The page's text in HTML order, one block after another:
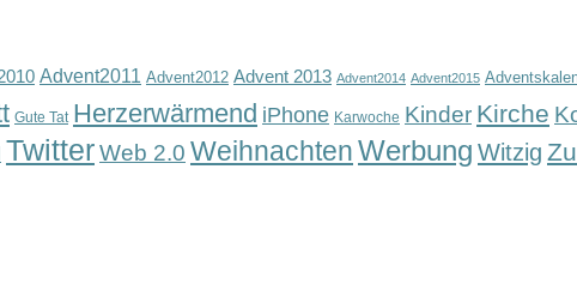
Advent2011 Advent2012 Advent 2013 Advent2014 Advent2015
Gute Tat Herzerwärmend iPhone Karwoche Kinder Kirche
TwitterWeb 2.0 WeihnachtenWerbung Witzig